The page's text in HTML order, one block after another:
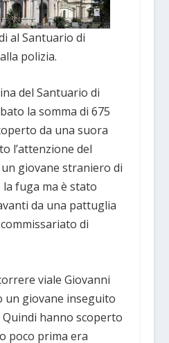
al Santuario di
polizia.
del Santuario di
la somma di 675
da una suora
l’attenzione del
giovane straniero di
fuga ma è stato
da una pattuglia
di
viale Giovanni
un giovane inseguito
hanno scoperto
poco prima era